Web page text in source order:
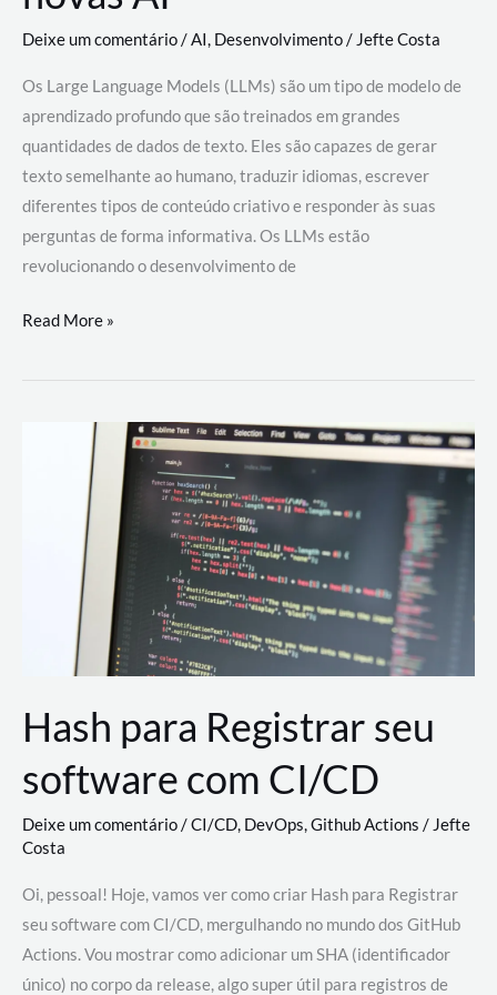
Deixe um comentário/AI, Desenvolvimento/ Jefte Costa
Os Large Language Models (LLMs) são um tipo de modelo de
aprendizado profundo que são treinados em grandes
quantidades de dados de texto. Eles são capazes de gerar
texto semelhante ao humano, traduzir idiomas, escrever
diferentes tipos de conteúdo criativo e responder às suas
perguntas de forma informativa. Os LLMs estão
revolucionando o desenvolvimento de
Large
Models
revolucionando
desenvolvimento
Read More »
Hash para Registrar seu
software com CI/CD
Deixe um comentário/CI/CD, DevOps,Github Actions /Jefte
Costa
Oi, pessoal! Hoje, vamos ver como criar Hash para Registrar
seu software com CI/CD, mergulhando no mundo dos GitHub
Actions. Vou mostrar como adicionar um SHA (identificador
único) no corpo da release, algo super útil para registros de